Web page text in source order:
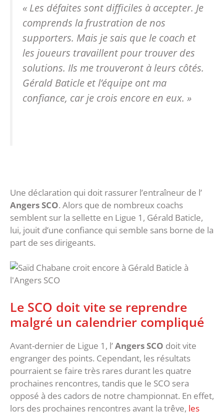
« Les défaites sont difficiles à accepter. Je
comprends la frustration de nos
supporters. Mais je sais que le coach et
les joueurs travaillent pour trouver des
solutions. Ils me trouveront à leurs côtés.
Gérald Baticle et l’équipe ont ma
confiance, car je crois encore en eux. »
Une déclaration qui doit rassurer l’entraîneur de l’
Angers SCO. Alors que de nombreux coachs
semblent sur la sellette en Ligue 1, Gérald Baticle,
lui, jouit d’une confiance qui semble sans borne de la
part de ses dirigeants.
Le SCO doit vite se reprendre
malgré un calendrier compliqué
Avant-dernier de Ligue 1, l’Angers SCO doit vite
engranger des points. Cependant, les résultats
pourraient se faire très rares durant les quatre
prochaines rencontres, tandis que le SCO sera
opposé à des cadors de notre championnat. En effet,
lors des prochaines rencontres avant la trêve, les